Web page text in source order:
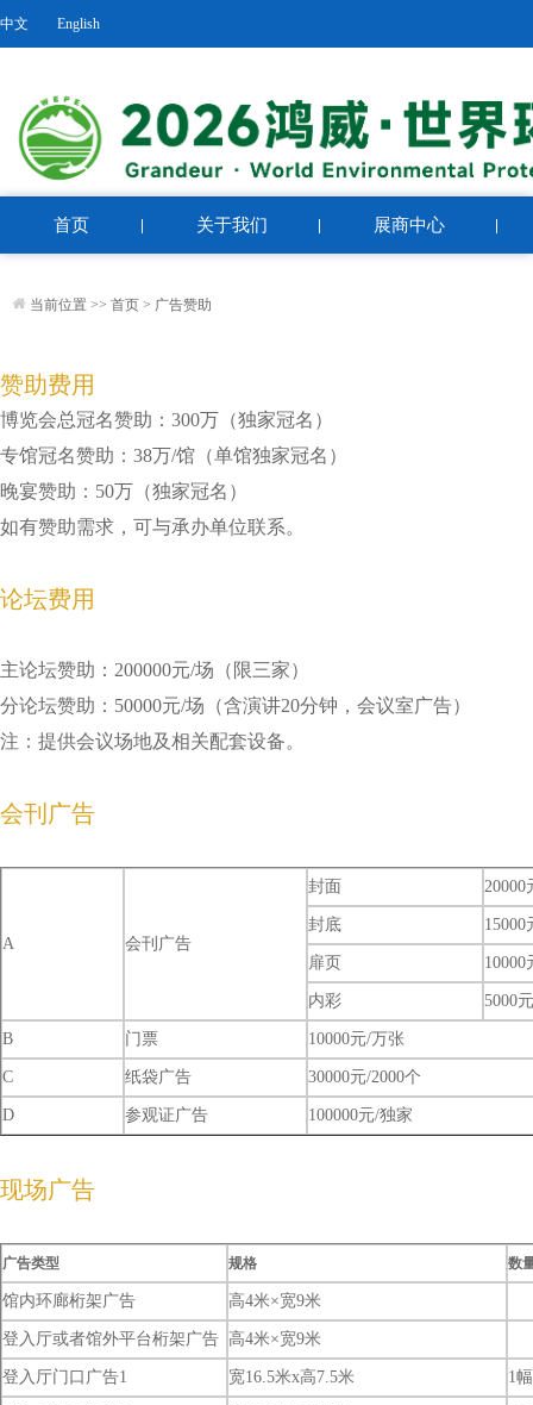
中文 English
首页 关于我们 展商中心
当前位置 >> 首页 > 广告赞助
赞助费用
博览会总冠名赞助：300万（独家冠名）
专馆冠名赞助：38万/馆（单馆独家冠名）
晚宴赞助：50万（独家冠名）
如有赞助需求，可与承办单位联系。
论坛费用
主论坛赞助：200000元/场（限三家）
分论坛赞助：50000元/场（含演讲20分钟，会议室广告）
注：提供会议场地及相关配套设备。
会刊广告
A 会刊广告
封面 20000
封底 15000
扉页 10000
内彩 5000元
B 门票 10000元/万张
C 纸袋广告 30000元/2000个
D 参观证广告 100000元/独家
现场广告
广告类型 规格 数
馆内环廊桁架广告 高4米×宽9米
登入厅或者馆外平台桁架广告 高4米×宽9米
登入厅门口广告1 宽16.5米x高7.5米 1幅